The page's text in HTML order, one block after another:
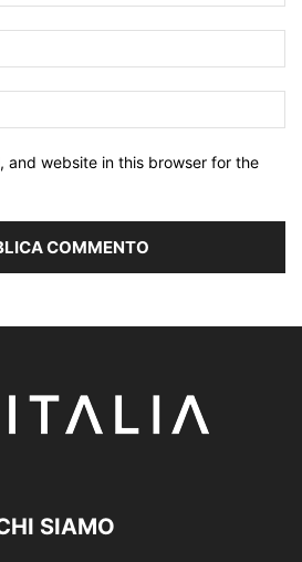
and website in this browser for the
SIAMO